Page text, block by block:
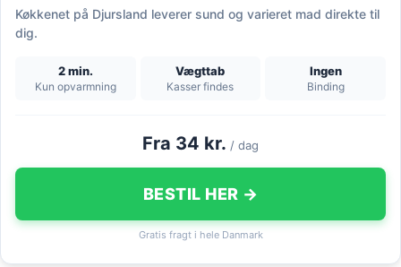
Køkkenet på Djursland leverer sund og varieret mad direkte til
dig.
2 min.
Kun opvarmning
Vægttab
Kasser findes
Ingen
Binding
Fra 34 kr. / dag
BESTIL HER →
Gratis fragt i hele Danmark